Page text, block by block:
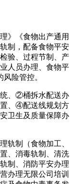
》《食物出产通用
制，配备食物平安
验、过程节制、产
人员办理、食物平
险管控。
、②桶拆水配送办
、④配送线规划方
卫生及质量保障办
制（食物加工、
、消毒轨制、清洗
制、消防平安办理
办理无限公司培训